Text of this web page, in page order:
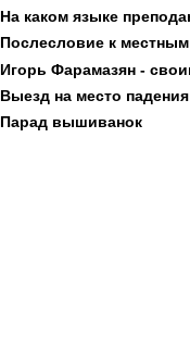
На каком языке
Послесловие к
Игорь Фарамазян -
Выезд на место
Парад вышиванок